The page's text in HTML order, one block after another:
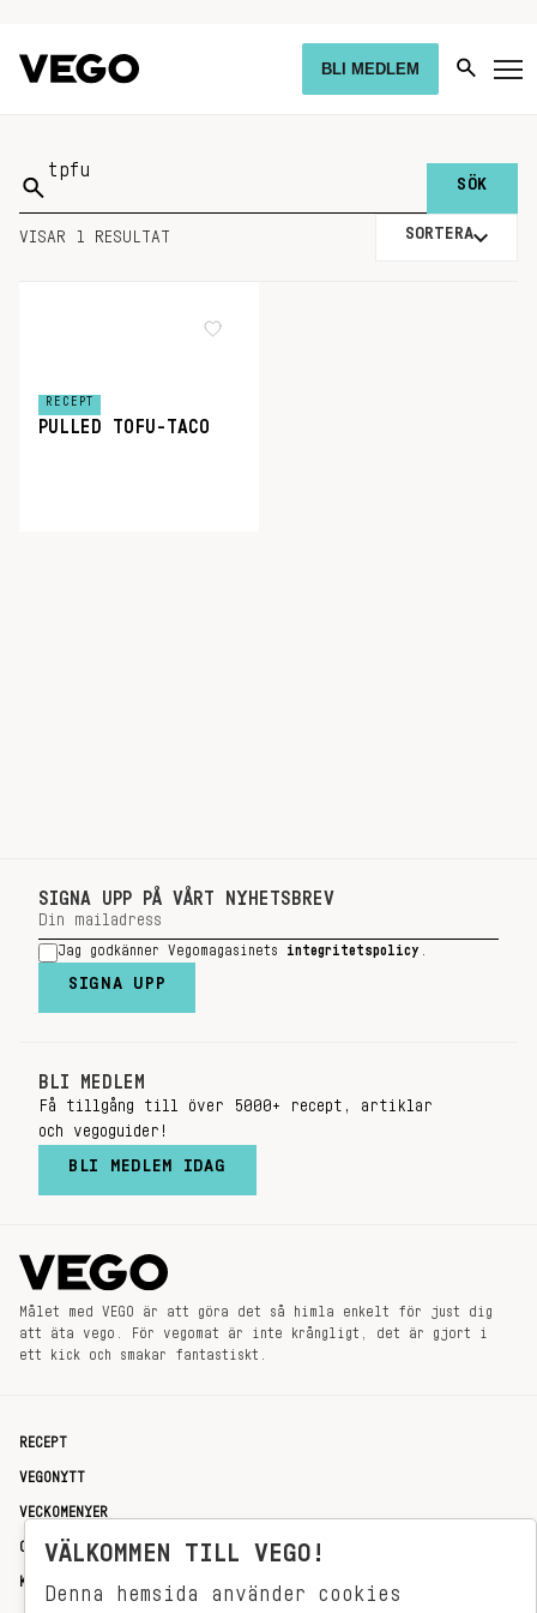
BLI MEDLEM
Sök
på:
VISAR 1 RESULTAT SORTERA
RECEPT
PULLED TOFU-TACO
SIGNA UPP PÅ VÅRT NYHETSBREV
Jag godkänner Vegomagasinets integritetspolicy
SIGNA UPP
BLI MEDLEM
Få tillgång till över 5000+ recept, artiklar
och vegoguider!
BLI MEDLEM IDAG
Målet med VEGO är att göra det så himla enkelt för just dig
att äta vego. För vegomat är inte krångligt, det är gjort i
ett kick och smakar fantastiskt.
RECEPT
VEGONYTT
VECKOMENYER
OM OSS
KONTAKT
VÄLKOMMEN TILL VEGO!
Denna hemsida använder cookies